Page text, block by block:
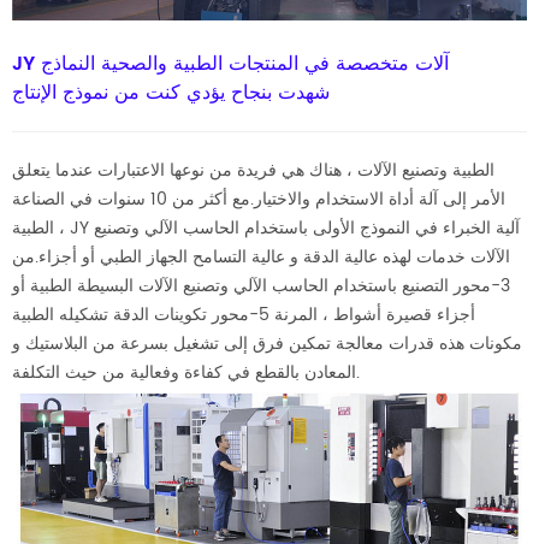
JY آلات متخصصة في المنتجات الطبية والصحية النماذج
شهدت بنجاح يؤدي كنت من نموذج الإنتاج
الطبية وتصنيع الآلات ، هناك هي فريدة من نوعها الاعتبارات عندما يتعلق
الأمر إلى آلة أداة الاستخدام والاختيار.مع أكثر من 10 سنوات في الصناعة
الطبية ، JY آلية الخبراء في النموذج الأولى باستخدام الحاسب الآلي وتصنيع
الآلات خدمات لهذه عالية الدقة و عالية التسامح الجهاز الطبي أو أجزاء.من
3-محور التصنيع باستخدام الحاسب الآلي وتصنيع الآلات البسيطة الطبية أو
أجزاء قصيرة أشواط ، المرنة 5-محور تكوينات الدقة تشكيله الطبية
مكونات هذه قدرات معالجة تمكين فرق إلى تشغيل بسرعة من البلاستيك و
المعادن بالقطع في كفاءة وفعالية من حيث التكلفة.